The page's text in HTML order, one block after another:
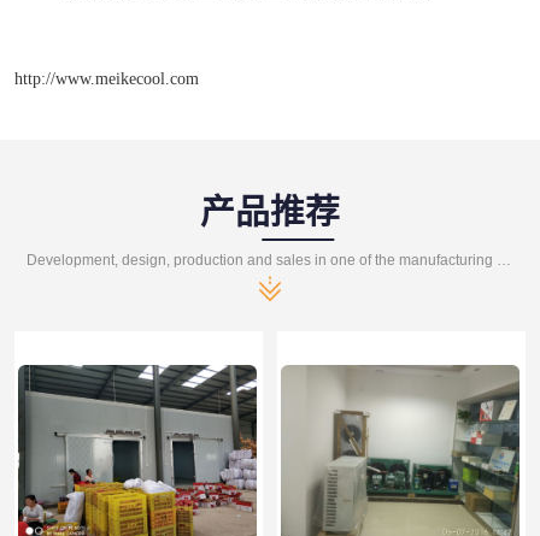
http://www.meikecool.com
产品推荐